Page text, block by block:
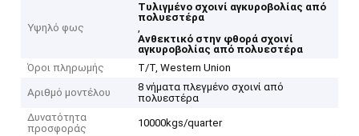
Υψηλό φως
Τυλιγμένο σχοινί αγκυροβολίας από
πολυεστέρα
,
Ανθεκτικό στην φθορά σχοινί
αγκυροβολίας από πολυεστέρα
Όροι πληρωμής
T/T, Western Union
Αριθμό μοντέλου
8 νήματα πλεγμένο σχοινί από
πολυεστέρα
Δυνατότητα
προσφοράς
10000kgs/quarter